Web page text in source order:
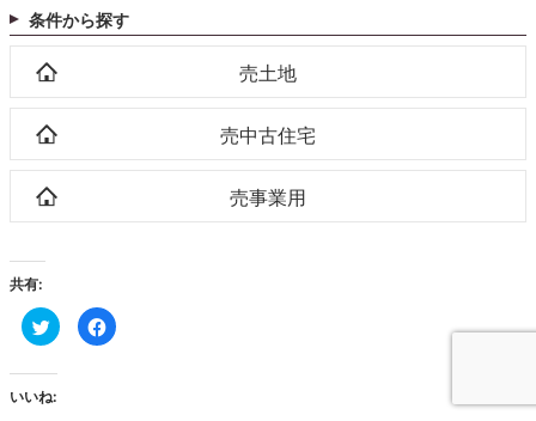
条件から探す
売土地
売中古住宅
売事業用
共有:
ク
リ
し
て
Twitter
Facebook
で
いいね: